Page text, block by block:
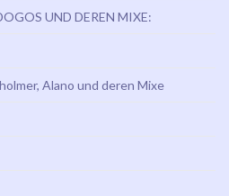
UND DEREN MIXE:
Alano und deren Mixe